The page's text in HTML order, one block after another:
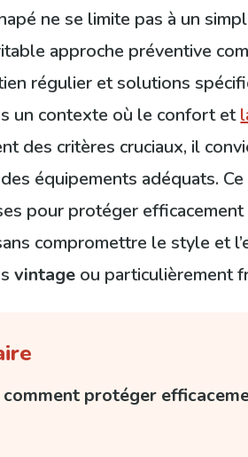
ne se limite pas à un
approche préventive
régulier et solutions
un contexte où le confort et
des critères cruciaux, il
équipements adéquats.
pour protéger
compromettre le style et
vintage ou particulièrement
protéger